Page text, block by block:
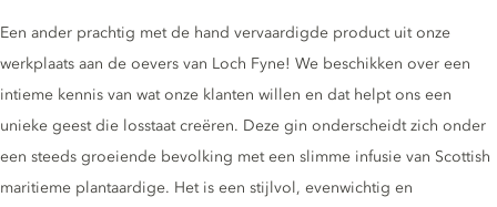
Gin description
Een ander prachtig met de hand vervaardigde product uit onze
werkplaats aan de oevers van Loch Fyne! We beschikken over een
intieme kennis van wat onze klanten willen en dat helpt ons een
unieke geest die losstaat creëren. Deze gin onderscheidt zich onder
een steeds groeiende bevolking met een slimme infusie van Scottish
maritieme plantaardige. Het is een stijlvol, evenwichtig en